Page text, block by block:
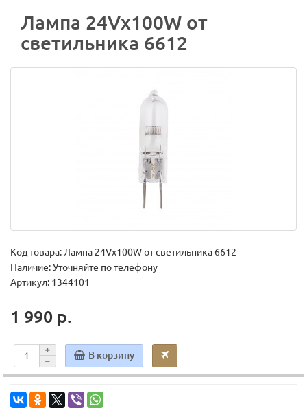
Лампа 24Vх100W от
светильника 6612
Код товара: Лампа 24Vх100W от светильника 6612
Наличие: Уточняйте по телефону
Артикул: 1344101
1 990 р.
В корзину